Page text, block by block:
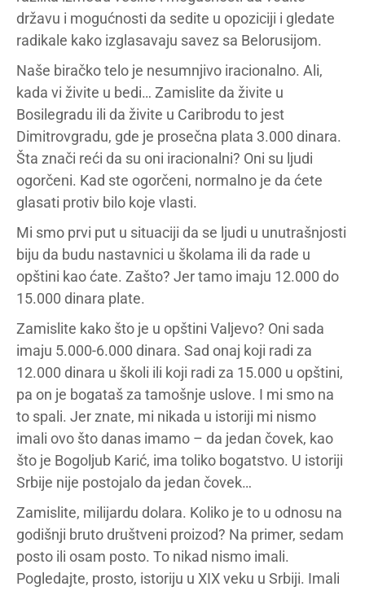
državu i mogućnosti da sedite u opoziciji i gledate
radikale kako izglasavaju savez sa Belorusijom.
Naše biračko telo je nesumnjivo iracionalno. Ali,
kada vi živite u bedi… Zamislite da živite u
Bosilegradu ili da živite u Caribrodu to jest
Dimitrovgradu, gde je prosečna plata 3.000 dinara.
Šta znači reći da su oni iracionalni? Oni su ljudi
ogorčeni. Kad ste ogorčeni, normalno je da ćete
glasati protiv bilo koje vlasti.
Mi smo prvi put u situaciji da se ljudi u unutrašnjosti
biju da budu nastavnici u školama ili da rade u
opštini kao ćate. Zašto? Jer tamo imaju 12.000 do
15.000 dinara plate.
Zamislite kako što je u opštini Valjevo? Oni sada
imaju 5.000-6.000 dinara. Sad onaj koji radi za
12.000 dinara u školi ili koji radi za 15.000 u opštini,
pa on je bogataš za tamošnje uslove. I mi smo na
to spali. Jer znate, mi nikada u istoriji mi nismo
imali ovo što danas imamo – da jedan čovek, kao
što je Bogoljub Karić, ima toliko bogatstvo. U istoriji
Srbije nije postojalo da jedan čovek…
Zamislite, milijardu dolara. Koliko je to u odnosu na
godišnji bruto društveni proizod? Na primer, sedam
posto ili osam posto. To nikad nismo imali.
Pogledajte, prosto, istoriju u XIX veku u Srbiji. Imali